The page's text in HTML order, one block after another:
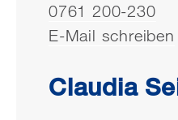
0761 200-230
E-Mail schreiben
Claudia